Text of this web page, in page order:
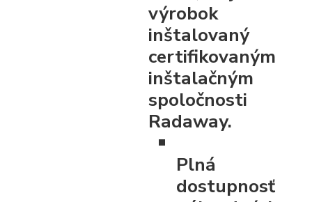
výrobok
inštalovaný
certifikovaným
inštalačným
spoločnosti
Radaway.
Plná
dostupnosť